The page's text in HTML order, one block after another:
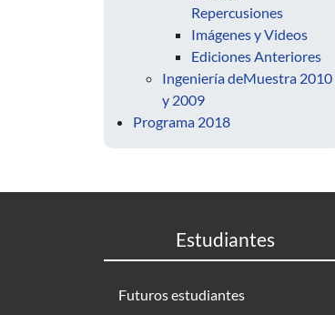
Repercusiones
Imágenes y Videos
Ediciones Anteriores
Ingeniería deMuestra 2010
y 2009
Programa 2018
Estudiantes
Futuros estudiantes